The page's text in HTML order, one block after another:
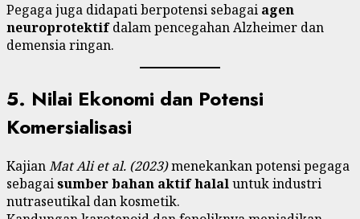
Pegaga juga didapati berpotensi sebagai agen
neuroprotektifdalam pencegahan Alzheimer dan
demensia ringan.
5. Nilai Ekonomi dan Potensi
Komersialisasi
KajianMat Ali et al. (2023)menekankan potensi pegaga
sebagaisumber bahan aktif halaluntuk industri
nutraseutikal dan kosmetik.